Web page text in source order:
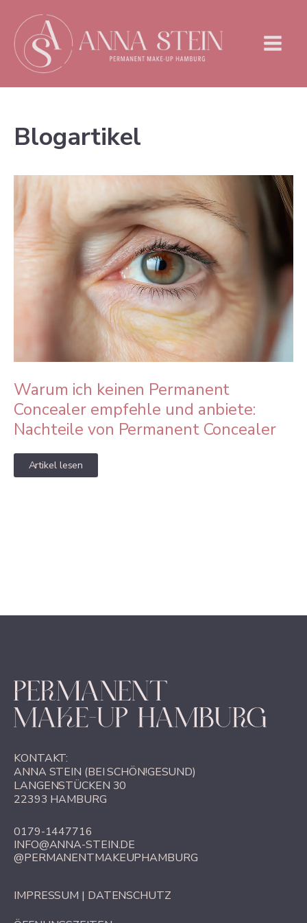
Blogartikel
Warum ich keinen Permanent
Concealer empfehle und anbiete:
Nachteile von Permanent Concealer
Artikel lesen
KONTAKT:
ANNA STEIN (BEI SCHÖN!GESUND)
LANGENSTÜCKEN 30
22393 HAMBURG
0179-1447716
INFO@ANNA-STEIN.DE
@PERMANENTMAKEUPHAMBURG
IMPRESSUM | DATENSCHUTZ